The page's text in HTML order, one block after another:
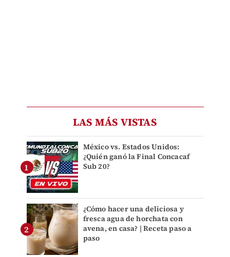
LAS MÁS VISTAS
México vs. Estados Unidos:
¿Quién ganó la Final Concacaf
Sub 20?
¿Cómo hacer una deliciosa y
fresca agua de horchata con
avena, en casa? | Receta paso a
paso